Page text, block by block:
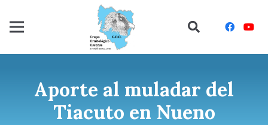
Aporte al muladar del
Tiacuto en Nueno